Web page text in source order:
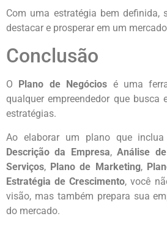
Com uma estratégia bem definida,
destacar e prosperar em um
Conclusão
O Plano de Negócios é uma
qualquer empreendedor que busca
estratégias.
Ao elaborar um plano que
Descrição da Empresa,Análise
Serviços, Plano de Marketing,
Estratégia de Crescimento, você
visão, mas também prepara sua
do mercado.